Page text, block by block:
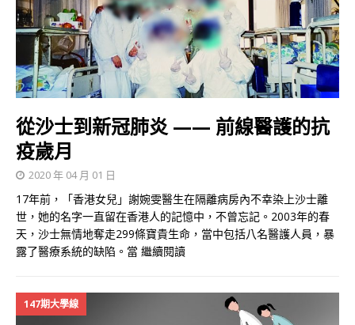
從沙士到新冠肺炎 —— 前線醫護的抗
疫歲月
2020 年 04 月 01 日
17年前，「香港女兒」謝婉雯醫生在隔離病房內不幸染上沙士離
世，她的名字一直留在香港人的記憶中，不曾忘記。2003年的春
天，沙士無情地奪走299條寶貴生命，當中包括八名醫護人員，暴
露了醫療系統的缺陷。當 繼續閱讀
147期大學線